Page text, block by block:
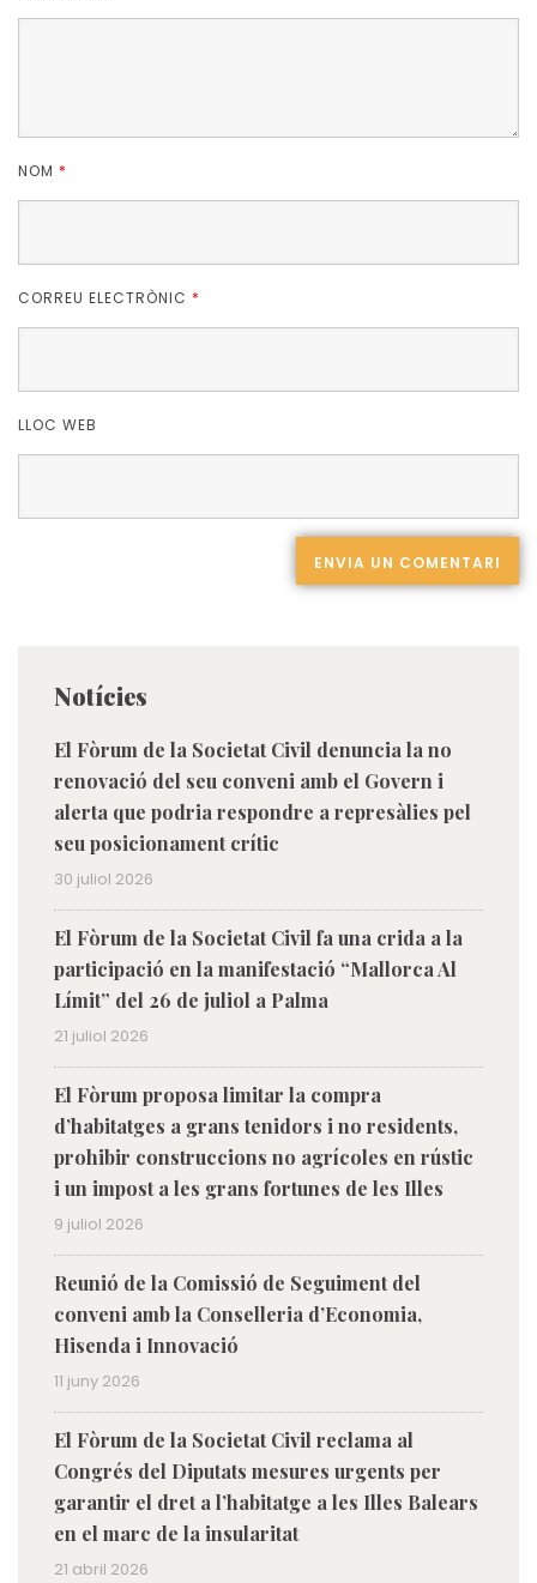
NOM *
CORREU ELECTRÒNIC *
LLOC WEB
Notícies
El Fòrum de la Societat Civil denuncia la no
renovació del seu conveni amb el Govern i
alerta que podria respondre a represàlies pel
seu posicionament crític
30 juliol 2026
El Fòrum de la Societat Civil fa una crida a la
participació en la manifestació “Mallorca Al
Límit” del 26 de juliol a Palma
21 juliol 2026
El Fòrum proposa limitar la compra
d’habitatges a grans tenidors i no residents,
prohibir construccions no agrícoles en rústic
i un impost a les grans fortunes de les Illes
9 juliol 2026
Reunió de la Comissió de Seguiment del
conveni amb la Conselleria d’Economia,
Hisenda i Innovació
11 juny 2026
El Fòrum de la Societat Civil reclama al
Congrés del Diputats mesures urgents per
garantir el dret a l’habitatge a les Illes Balears
en el marc de la insularitat
21 abril 2026